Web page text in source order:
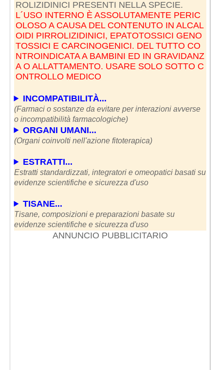
L´USO INTERNO È ASSOLUTAMENTE PERIC
OLOSO A CAUSA DEL CONTENUTO IN ALCAL
OIDI PIRROLIZIDINICI, EPATOTOSSICI GENO
TOSSICI E CARCINOGENICI. DEL TUTTO CO
NTROINDICATA A BAMBINI ED IN GRAVIDANZ
A O ALLATTAMENTO. USARE SOLO SOTTO C
ONTROLLO MEDICO
INCOMPATIBILITÀ...
(Farmaci o sostanze da evitare per interazioni avverse
o incompatibilità farmacologiche)
ORGANI UMANI...
(Organi coinvolti nell'azione fitoterapica)
ESTRATTI...
Estratti standardizzati, integratori e omeopatici basati su
evidenze scientifiche e sicurezza d'uso
TISANE...
Tisane, composizioni e preparazioni basate su
evidenze scientifiche e sicurezza d'uso
ANNUNCIO PUBBLICITARIO